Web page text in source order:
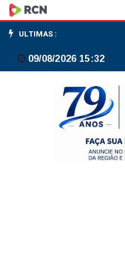
Dólar
supera
R$
ULTIMAS :
09/08/2026 15:32